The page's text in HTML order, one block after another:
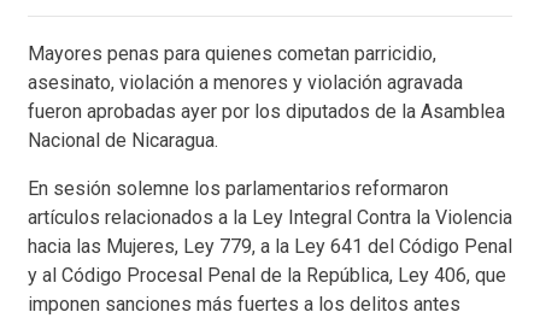
Mayores penas para quienes cometan parricidio,
asesinato, violación a menores y violación agravada
fueron aprobadas ayer por los diputados de la Asamblea
Nacional de Nicaragua.
En sesión solemne los parlamentarios reformaron
artículos relacionados a la Ley Integral Contra la Violencia
hacia las Mujeres, Ley 779, a la Ley 641 del Código Penal
y al Código Procesal Penal de la República, Ley 406, que
imponen sanciones más fuertes a los delitos antes